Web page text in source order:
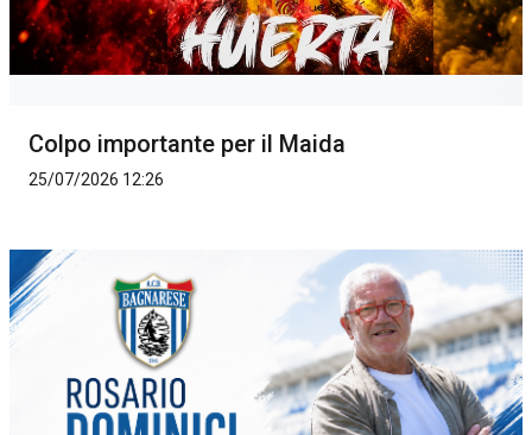
Colpo importante per il Maida
25/07/2026 12:26